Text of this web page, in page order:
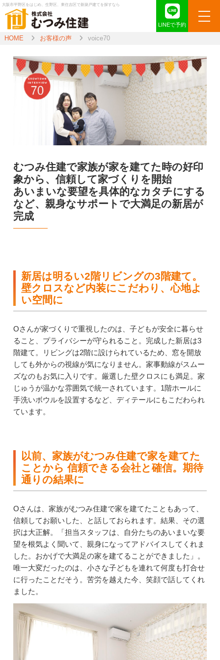
大阪市平野区をはじめ、生野区、東住吉区で新築戸建てを探すなら
LINEで予約
HOME お客様の声 voice70
むつみ住建で家族が家を建てた時の好印
象から、信頼して家づくりを開始
あいまいな要望を具体的なカタチにする
など、親身なサポートで大満足の新居が
完成
新居は明るい2階リビングの3階建て。
壁クロスなど内装にこだわり、心地よ
い空間に
Oさんが家づくりで重視したのは、子どもが安全に暮らせ
ること、プライバシーが守られること。完成した新居は3
階建て。リビングは2階に設けられているため、窓を開放
しても外からの視線が気になりません。家事動線がスムー
ズなのもお気に入りです。厳選した壁クロスにも満足。家
じゅうが温かな雰囲気で統一されています。1階ホールに
手洗いボウルを設置するなど、ディテールにもこだわられ
ています。
以前、家族がむつみ住建で家を建てた
ことから 信頼できる会社と確信。期待
通りの結果に
Oさんは、家族がむつみ住建で家を建てたこともあって、
信頼してお願いした、と話しておられます。結果、その選
択は大正解。「担当スタッフは、自分たちのあいまいな要
望を根気よく聞いて、親身になってアドバイスしてくれま
した。おかげで大満足の家を建てることができました」。
唯一大変だったのは、小さな子どもを連れて何度も打合せ
に行ったことだそう。苦労を越えた今、笑顔で話してくれ
ました。